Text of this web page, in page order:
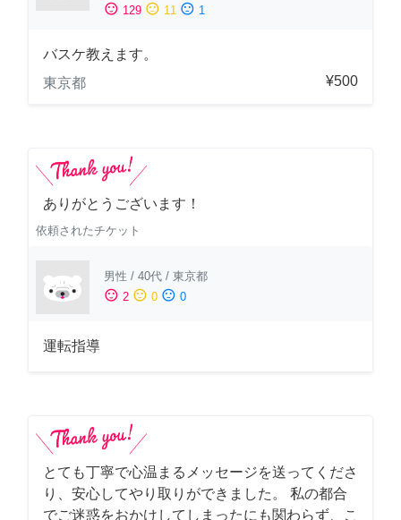
sentiment_satisfied 129 sentiment_neutral 11 sentiment_dissatisfied 1
バスケ教えます。
東京都
¥500
ありがとうございます！
依頼されたチケット
男性 / 40代 / 東京都
sentiment_satisfied 2 sentiment_neutral 0 sentiment_dissatisfied 0
運転指導
とても丁寧で心温まるメッセージを送ってくださ
り、安心してやり取りができました。 私の都合
でご迷惑をおかけしてしまったにも関わらず、こ